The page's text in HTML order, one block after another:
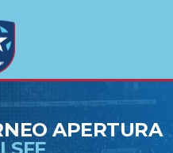
APERTURA